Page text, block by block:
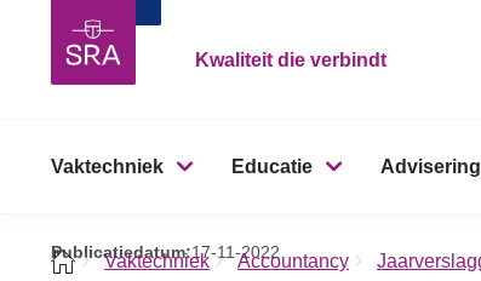
Kwaliteit die verbindt
Vaktechniek Educatie Advisering
Vaktechniek Accountancy
Publicatiedatum:17-11-2022